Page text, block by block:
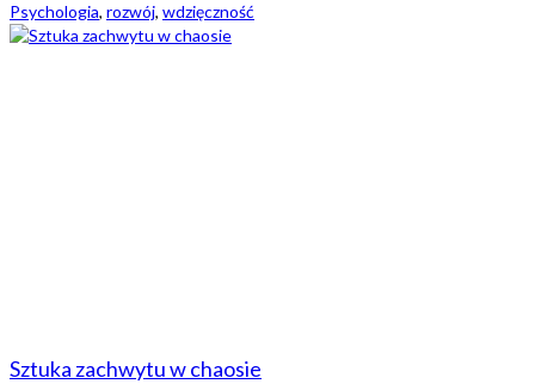
Psychologia, rozwój, wdzięczność
Sztuka zachwytu w chaosie